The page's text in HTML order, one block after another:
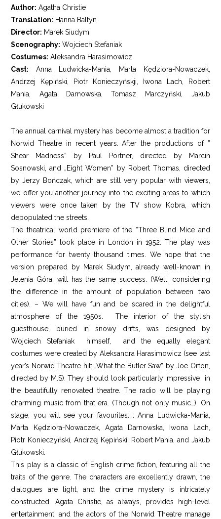
Author: Agatha Christie
Translation: Hanna Baltyn
Director: Marek Siudym
Scenography: Wojciech Stefaniak
Costumes: Aleksandra Harasimowicz
Cast: Anna Ludwicka-Mania, Marta Kędziora-Nowaczek,
Andrzej Kępiński, Piotr Konieczyńskji, Iwona Lach, Robert
Mania, Agata Darnowska, Tomasz Marczyński, Jakub
Głukowski
The annual carnival mystery has become almost a tradition for
Norwid Theatre in recent years. After the productions of ”
Shear Madness” by Paul Pörtner, directed by Marcin
Sosnowski, and „Eight Women” by Robert Thomas, directed
by Jerzy Bończak, which are still very popular with viewers,
we offer you another journey into the exciting areas to which
viewers were once taken by the TV show Kobra, which
depopulated the streets.
The theatrical world premiere of the “Three Blind Mice and
Other Stories” took place in London in 1952. The play was
performance for twenty thousand times. We hope that the
version prepared by Marek Siudym, already well-known in
Jelenia Góra, will has the same success. (Well, considering
the difference in the amount of population between two
cities). – We will have fun and be scared in the delightful
atmosphere of the 1950s. The interior of the stylish
guesthouse, buried in snowy drifts, was designed by
Wojciech Stefaniak himself, and the equally elegant
costumes were created by Aleksandra Harasimowicz (see last
year’s Norwid Theatre hit: „What the Butler Saw” by Joe Orton,
directed by M.S). They should look particularly impressive in
the beautifully renovated theatre. The radio will be playing
charming music from that era. (Though not only music…). On
stage, you will see your favourites: : Anna Ludwicka-Mania,
Marta Kędziora-Nowaczek, Agata Darnowska, Iwona Lach,
Piotr Konieczyński, Andrzej Kępiński, Robert Mania, and Jakub
Głukowski.
This play is a classic of English crime fiction, featuring all the
traits of the genre. The characters are excellently drawn, the
dialogues are light, and the crime mystery is intricately
constructed. Agata Christie, as always, provides high-level
entertainment, and the actors of the Norwid Theatre manage